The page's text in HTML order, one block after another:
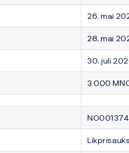
26. mai
28. mai
30. juli
3 000